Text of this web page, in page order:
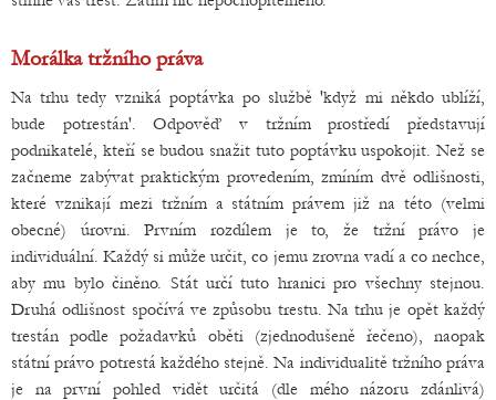
Morálka tržního práva
Na trhu tedy vzniká poptávka po službě 'když mi někdo ublíží,
bude potrestán'. Odpověď v tržním prostředí představují
podnikatelé, kteří se budou snažit tuto poptávku uspokojit. Než se
začneme zabývat praktickým provedením, zmíním dvě odlišnosti,
které vznikají mezi tržním a státním právem již na této (velmi
obecné) úrovni. Prvním rozdílem je to, že tržní právo je
individuální. Každý si může určit, co jemu zrovna vadí a co nechce,
aby mu bylo činěno. Stát určí tuto hranici pro všechny stejnou.
Druhá odlišnost spočívá ve způsobu trestu. Na trhu je opět každý
trestán podle požadavků oběti (zjednodušeně řečeno), naopak
státní právo potrestá každého stejně. Na individualitě tržního práva
je na první pohled vidět určitá (dle mého názoru zdánlivá)